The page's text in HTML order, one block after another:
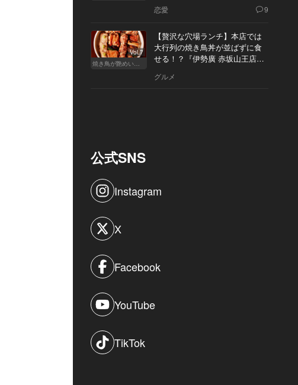
恋愛 9
Vol.7
焼き鳥が艶めいてきた
【贅沢な穴場ランチ】本店では
大行列の焼き鳥丼が並ばずに食
せる！？『伊勢廣 赤坂山王店』
グルメ
公式SNS
Instagram
X
Facebook
YouTube
TikTok